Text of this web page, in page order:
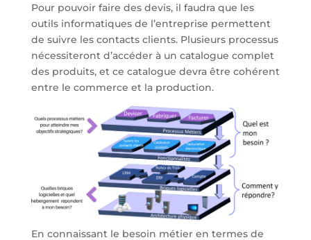
Pour pouvoir faire des devis, il faudra que les
outils informatiques de l’entreprise permettent
de suivre les contacts clients. Plusieurs processus
nécessiteront d’accéder à un catalogue complet
des produits, et ce catalogue devra être cohérent
entre le commerce et la production.
En connaissant le besoin métier en termes de